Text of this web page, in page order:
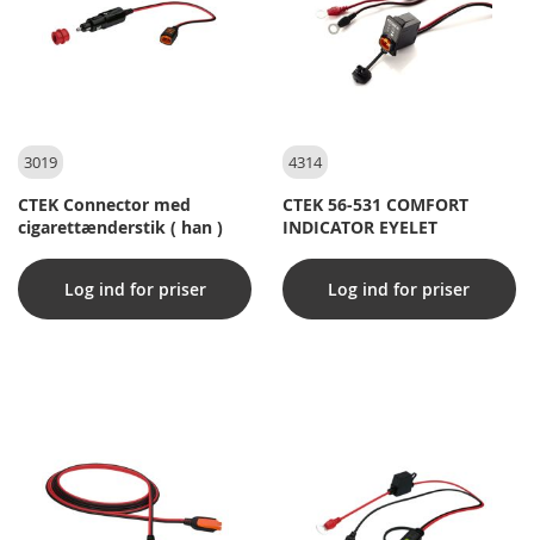
3019
CTEK Connector med
cigarettænderstik ( han )
Log ind for priser
4314
CTEK 56-531 COMFORT
INDICATOR EYELET
Log ind for priser